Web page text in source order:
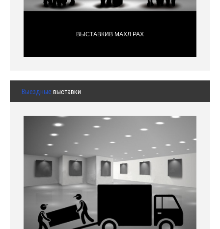
ВЫСТАВКИВ МАХЛ РАХ
Выездные выставки